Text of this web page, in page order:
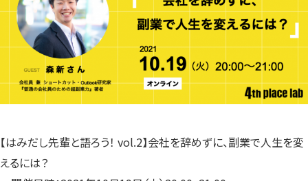
【はみだし先輩と語ろう！ vol.2】会社を辞めずに、副業で人生を変
えるには？